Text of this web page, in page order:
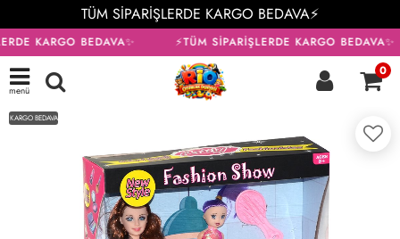
TÜM SİPARİŞLERDE KARGO BEDAVA⚡
KARGO BEDAVA✨ ⚡TÜM SİPARİŞLERDE KARGO BEDAVA✨
menü
0
KARGO BEDAVA